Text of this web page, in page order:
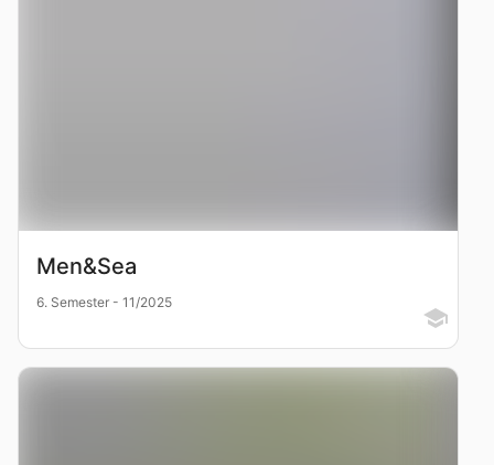
Men&Sea
6. Semester - 11/2025